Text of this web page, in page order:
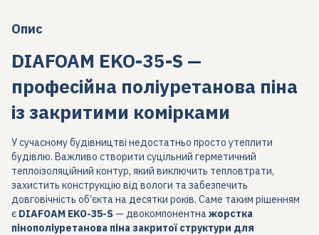
Опис
DIAFOAM EKO-35-S —
професійна поліуретанова піна
із закритими комірками
У сучасному будівництві недостатньо просто утеплити
будівлю. Важливо створити суцільний герметичний
теплоізоляційний контур, який виключить тепловтрати,
захистить конструкцію від вологи та забезпечить
довговічність об’єкта на десятки років. Саме таким рішенням
є DIAFOAM EKO-35-S — двокомпонентнажорстка
пінополіуретанова піна закритої структури для